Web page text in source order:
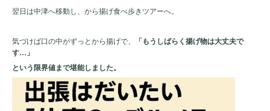
翌日は中津へ移動し、から揚げ食べ歩きツアーへ。
気づけば口の中がずっとから揚げで、
「もうしばらく揚げ物は大丈夫で
す…」
という限界値まで堪能しました。